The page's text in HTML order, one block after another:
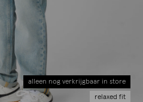
alleen nog verkrijgbaar in store
relaxed fit